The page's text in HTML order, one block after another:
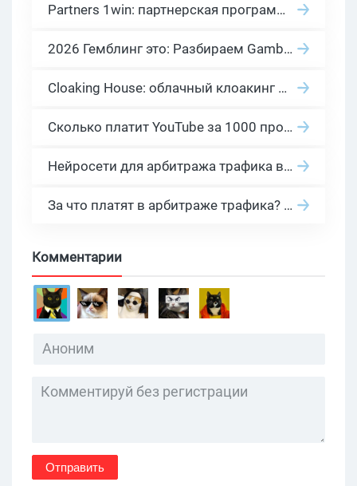
Partners 1win: партнерская программа казино в нише гемблинг арбитраж
2026 Гемблинг это: Разбираем Gambling вертикаль, и все что связано с гемблинг и беттинг офферами
Cloaking House: облачный клоакинг для фильтрации ботов FB и Google Ads — гайд PHP-интеграции 2026
Сколько платит YouTube за 1000 просмотров в 2026: реальные цифры от 0.5 до 36 USD по ГЕО
Нейросети для арбитража трафика в 2026: инструменты, кейсы и AI-медиабайеры
За что платят в арбитраже трафика? 30 моделей оплаты в бурж и СНГ партнерках
Комментарии
Отправить